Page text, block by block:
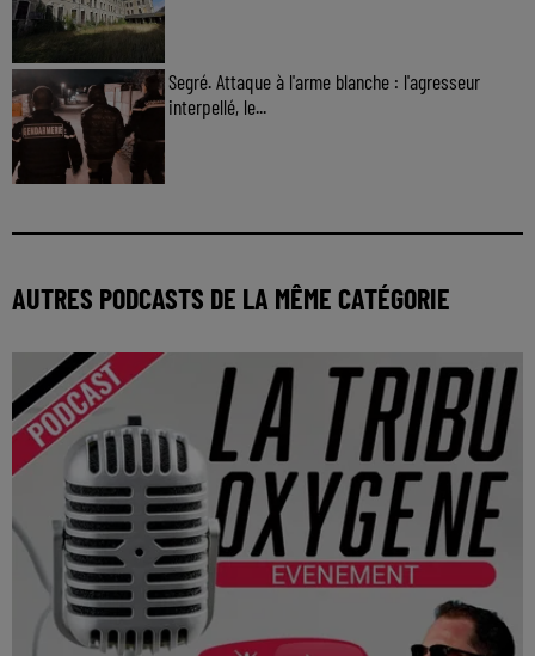
Segré. Attaque à l'arme blanche : l'agresseur
interpellé, le...
AUTRES PODCASTS DE LA MÊME CATÉGORIE